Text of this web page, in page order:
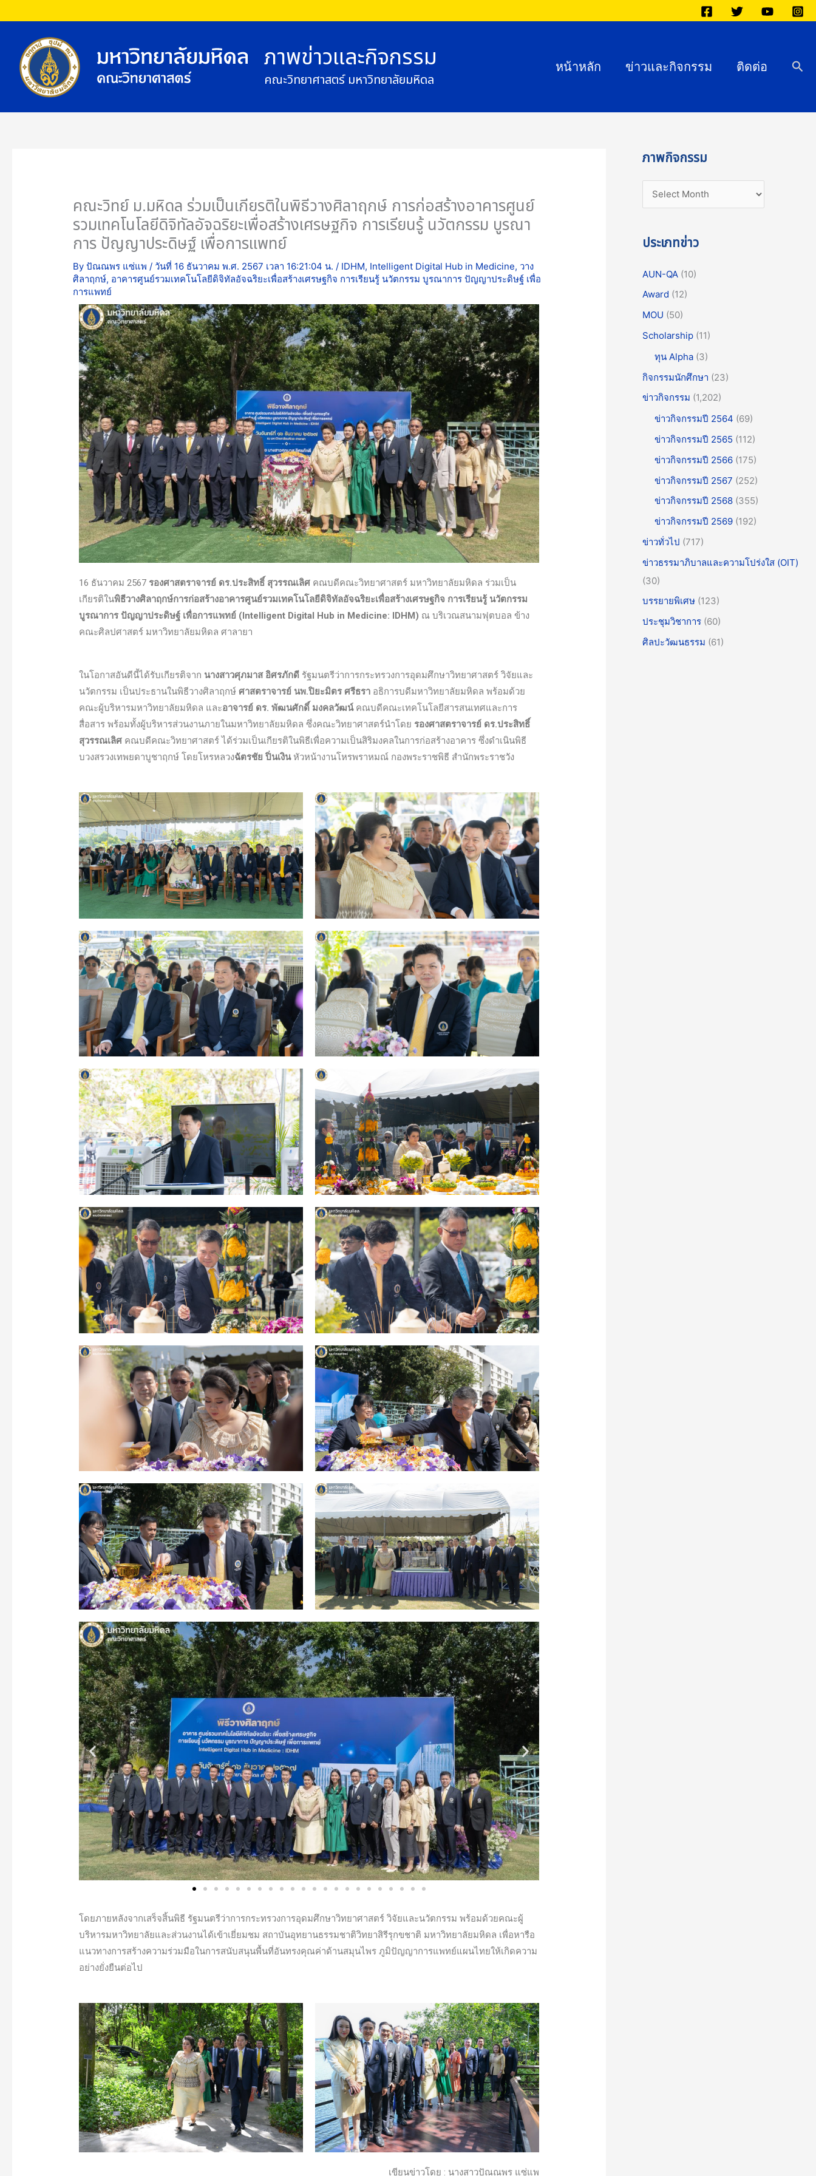
to
content
ภาพข่าวและกิจกรรม
คณะวิทยาศาสตร์ มหาวิทยาลัยมหิดล
หน้าหลัก ข่าวและกิจกรรม ติดต่อ
คณะวิทย์ ม.มหิดล ร่วมเป็นเกียรติในพิธีวางศิลาฤกษ์ การก่อสร้างอาคารศูนย์
รวมเทคโนโลยีดิจิทัลอัจฉริยะเพื่อสร้างเศรษฐกิจ การเรียนรู้ นวัตกรรม บูรณา
การ ปัญญาประดิษฐ์ เพื่อการแพทย์
Byปัณณพร แซ่แพ/ วันที่ 16 ธันวาคม พ.ศ. 2567 เวลา 16:21:04 น./ IDHM, Intelligent Digital Hub in Medicine, วาง
ศิลาฤกษ์, อาคารศูนย์รวมเทคโนโลยีดิจิทัลอัจฉริยะเพื่อสร้างเศรษฐกิจ การเรียนรู้ นวัตกรรม บูรณาการ ปัญญาประดิษฐ์ เพื่อ
การแพทย์
16 ธันวาคม 2567 รองศาสตราจารย์ ดร.ประสิทธิ์ สุวรรณเลิศ คณบดีคณะวิทยาศาสตร์ มหาวิทยาลัยมหิดล ร่วมเป็น
เกียรติในพิธีวางศิลาฤกษ์การก่อสร้างอาคารศูนย์รวมเทคโนโลยีดิจิทัลอัจฉริยะเพื่อสร้างเศรษฐกิจ การเรียนรู้ นวัตกรรม
บูรณาการ ปัญญาประดิษฐ์ เพื่อการแพทย์ ( Intelligent Digital Hub in Medicine: IDHM) ณ บริเวณสนามฟุตบอล ข้าง
คณะศิลปศาสตร์ มหาวิทยาลัยมหิดล ศาลายา
ในโอกาสอันดีนี้ได้รับเกียรติจาก นางสาวศุภมาส อิศรภักดี รัฐมนตรีว่าการกระทรวงการอุดมศึกษาวิทยาศาสตร์ วิจัยและ
นวัตกรรม เป็นประธานในพิธีวางศิลาฤกษ์ศาสตราจารย์ นพ.ปิยะมิตร ศรีธรา อธิการบดีมหาวิทยาลัยมหิดล พร้อมด้วย
คณะผู้บริหารมหาวิทยาลัยมหิดล และอาจารย์ ดร. พัฒนศักดิ์ มงคลวัฒน์คณบดีคณะเทคโนโลยีสารสนเทศและการ
สื่อสาร พร้อมทั้งผู้บริหารส่วนงานภายในมหาวิทยาลัยมหิดล ซึ่งคณะวิทยาศาสตร์นำโดย รองศาสตราจารย์ ดร.ประสิทธิ์
สุวรรณเลิศ คณบดีคณะวิทยาศาสตร์ ได้ร่วมเป็นเกียรติในพิธีเพื่อความเป็นสิริมงคลในการก่อสร้างอาคาร ซึ่งดำเนินพิธี
บวงสรวงเทพยดาบูชาฤกษ์ โดยโหรหลวงฉัตรชัย ปิ่นเงินหัวหน้างานโหรพราหมณ์ กองพระราชพิธี สำนักพระราชวัง
โดยภายหลังจากเสร็จสิ้นพิธี รัฐมนตรีว่าการกระทรวงการอุดมศึกษาวิทยาศาสตร์ วิจัยและนวัตกรรม พร้อมด้วยคณะผู้
บริหารมหาวิทยาลัยและส่วนงานได้เข้าเยี่ยมชม สถาบันอุทยานธรรมชาติวิทยาสิรีรุกขชาติ มหาวิทยาลัยมหิดล เพื่อหารือ
แนวทางการสร้างความร่วมมือในการสนับสนุนพื้นที่อันทรงคุณค่าด้านสมุนไพร ภูมิปัญญาการแพทย์แผนไทยให้เกิดความ
อย่างยั่งยืนต่อไป
เขียนข่าวโดย : นางสาวปัณณพร แซ่แพ
ภาพกิจกรรม
กิ
ม
ประเภทข่าว
AUN-QA (10)
Award (12)
MOU (50)
Scholarship (11)
ทุน Alpha (3)
กิจกรรมนักศึกษา (23)
ข่าวกิจกรรม (1,202)
ข่าวกิจกรรมปี 2564 (69)
ข่าวกิจกรรมปี 2565 (112)
ข่าวกิจกรรมปี 2566 (175)
ข่าวกิจกรรมปี 2567 (252)
ข่าวกิจกรรมปี 2568 (355)
ข่าวกิจกรรมปี 2569 (192)
ข่าวทั่วไป (717)
ข่าวธรรมาภิบาลและความโปร่งใส (OIT)
(30)
บรรยายพิเศษ (123)
ประชุมวิชาการ (60)
ศิลปะวัฒนธรรม (61)